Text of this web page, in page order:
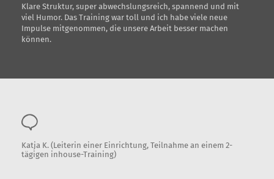
Klare Struktur, super abwechslungsreich, spannend und mit
viel Humor. Das Training war toll und ich habe viele neue
Impulse mitgenommen, die unsere Arbeit besser machen
können.
Katja K. (Leiterin einer Einrichtung, Teilnahme an einem 2-
tägigen inhouse-Training)